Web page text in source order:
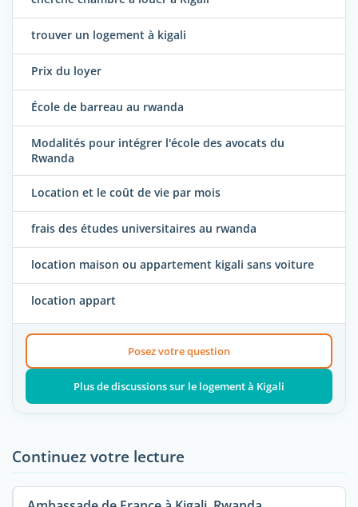
trouver un logement à kigali
Prix du loyer
École de barreau au rwanda
Modalités pour intégrer l'école des avocats du
Rwanda
Location et le coût de vie par mois
frais des études universitaires au rwanda
location maison ou appartement kigali sans voiture
location appart
Posez votre question
Plus de discussions sur le logement à Kigali
Continuez votre lecture